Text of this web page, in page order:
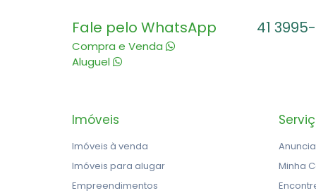
Fale pelo WhatsApp
Compra e Venda
Aluguel
41
Imóveis
Imóveis à venda
Imóveis para alugar
Empreendimentos
Minha